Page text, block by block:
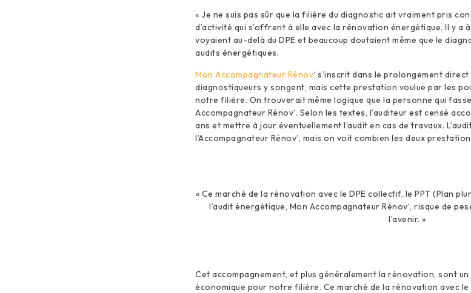
« Je ne suis pas sûr que la filière du diagnostic ait vraiment pris
d’activité qui s’offrent à elle avec la rénovation énergétique. Il y a
voyaient au-delà du DPE et beaucoup doutaient même que le
audits énergétiques.
Mon Accompagnateur Rénov‘ s’inscrit dans le prolongement direct
diagnostiqueurs y songent, mais cette prestation voulue par les
notre filière. On trouverait même logique que la personne qui
Accompagnateur Rénov’. Selon les textes, l’auditeur est censé
ans et mettre à jour éventuellement l’audit en cas de travaux.
l’Accompagnateur Rénov’, mais on voit combien les deux
« Ce marché de la rénovation avec le DPE collectif, le PPT (Plan
l’audit énergétique, Mon Accompagnateur Rénov’, risque de
l’avenir. »
Cet accompagnement, et plus généralement la rénovation, sont
économique pour notre filière. Ce marché de la rénovation avec le